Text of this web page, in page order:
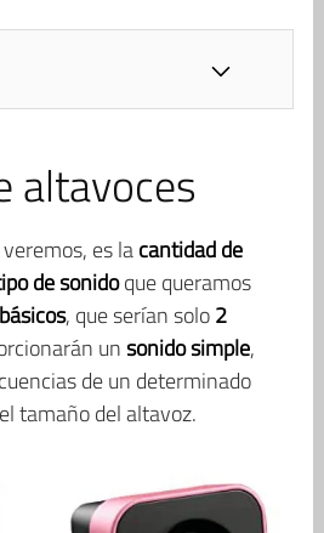
altavoces
es lacantidad de
de sonidoque queramos
básicos, que serían solo2
unsonido simple,
de un determinado
tamaño del altavoz.